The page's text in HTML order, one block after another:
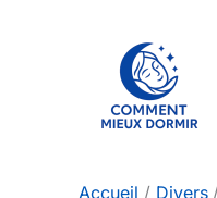
Accueil Divers